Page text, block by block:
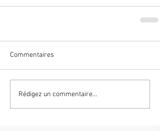
Commentaires
Rédigez un commentaire...